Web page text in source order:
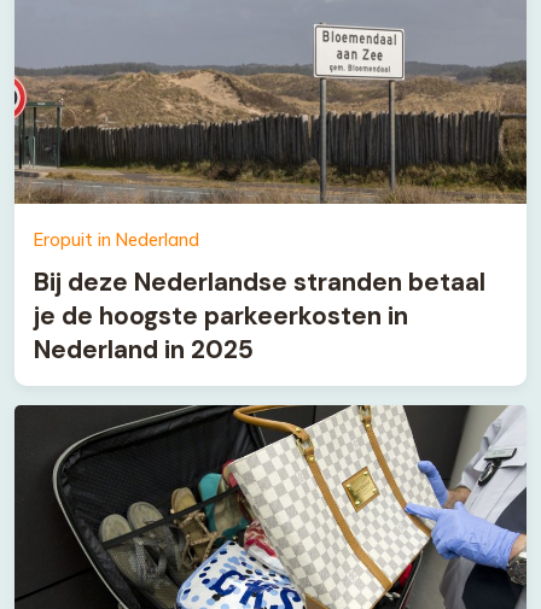
Eropuit in Nederland
Bij deze Nederlandse stranden betaal
je de hoogste parkeerkosten in
Nederland in 2025